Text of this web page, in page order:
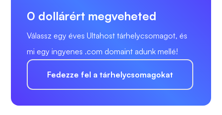
0 dollárért megveheted
Válassz egy éves Ultahost tárhelycsomagot, és
mi egy ingyenes .com domaint adunk mellé!
Fedezze fel a tárhelycsomagokat